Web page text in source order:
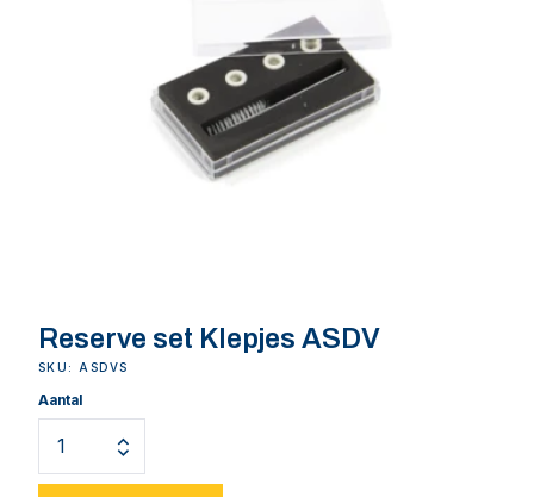
Reserve set Klepjes ASDV
SKU: ASDVS
Aantal